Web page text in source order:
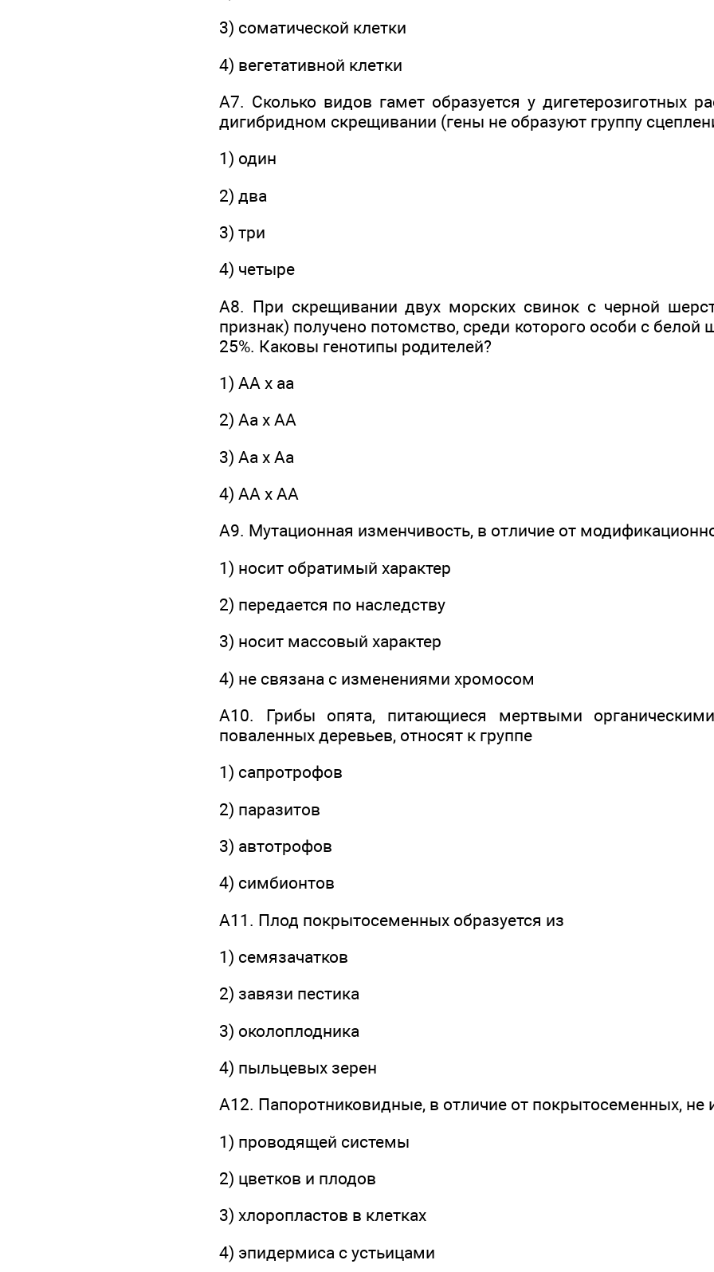
3) соматической клетки
4) вегетативной клетки
А7. Сколько видов гамет образуется у дигетерозиготных
дигибридном скрещивании (гены не образуют группу
1) один
2) два
3) три
4) четыре
А8. При скрещивании двух морских свинок с черной
признак) получено потомство, среди которого особи с белой
25%. Каковы генотипы родителей?
1) АА х аа
2) Аа х АА
3) Аа х Аа
4) АА х АА
А9. Мутационная изменчивость, в отличие от
1) носит обратимый характер
2) передается по наследству
3) носит массовый характер
4) не связана с изменениями хромосом
А10. Грибы опята, питающиеся мертвыми
поваленных деревьев, относят к группе
1) сапротрофов
2) паразитов
3) автотрофов
4) симбионтов
A11. Плод покрытосеменных образуется из
1) семязачатков
2) завязи пестика
3) околоплодника
4) пыльцевых зерен
А12. Папоротниковидные, в отличие от покрытосеменных, не
1) проводящей системы
2) цветков и плодов
3) хлоропластов в клетках
4) эпидермиса с устьицами